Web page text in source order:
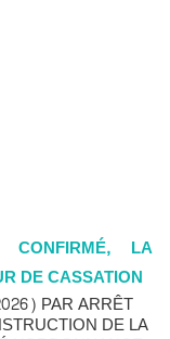
CONFIRMÉ, LA
DE CASSATION
PAR ARRÊT
DE LA